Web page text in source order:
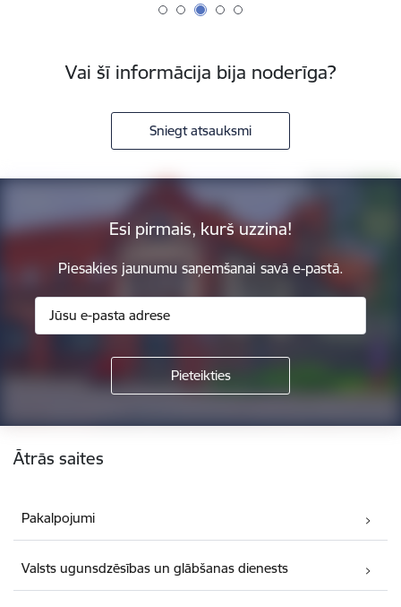
Vai šī informācija bija noderīga?
Sniegt atsauksmi
Esi pirmais, kurš uzzina!
Piesakies jaunumu saņemšanai savā e-pastā.
Ātrās saites
Pakalpojumi
Valsts ugunsdzēsības un glābšanas dienests